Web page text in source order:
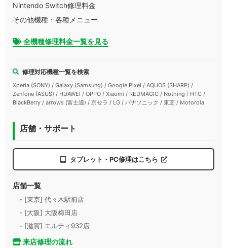
Nintendo Switch修理料金
その他機種・各種メニュー
全機種修理料金一覧を見る
修理対応機種一覧を検索
Xperia (SONY) / Galaxy (Samsung) / Google Pixel / AQUOS (SHARP) /
Zenfone (ASUS) / HUAWEI / OPPO / Xiaomi / REDMAGIC / Nothing / HTC /
BlackBerry / arrows (富士通) / 京セラ / LG / パナソニック / 東芝 / Motorola
店舗・サポート
タブレット・PC修理はこちら
店舗一覧
- [東京] 代々木駅前店
- [大阪] 大阪梅田店
- [滋賀] エルティ932店
来店修理の流れ